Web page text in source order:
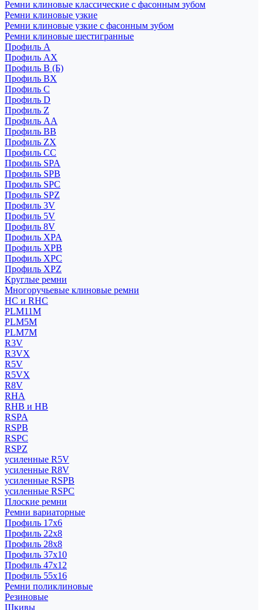
Ремни клиновые классические с фасонным зубом
Ремни клиновые узкие
Ремни клиновые узкие с фасонным зубом
Ремни клиновые шестигранные
Профиль A
Профиль AX
Профиль B (Б)
Профиль BX
Профиль C
Профиль D
Профиль Z
Профиль АА
Профиль BB
Профиль ZX
Профиль CC
Профиль SPA
Профиль SPB
Профиль SPC
Профиль SPZ
Профиль 3V
Профиль 5V
Профиль 8V
Профиль XPA
Профиль XPB
Профиль XPC
Профиль XPZ
Круглые ремни
Многоручьевые клиновые ремни
HC и RHC
PLM11M
PLM5M
PLM7M
R3V
R3VX
R5V
R5VX
R8V
RHA
RHB и HB
RSPA
RSPB
RSPC
RSPZ
усиленные R5V
усиленные R8V
усиленные RSPB
усиленные RSPC
Плоские ремни
Ремни вариаторные
Профиль 17x6
Профиль 22x8
Профиль 28x8
Профиль 37x10
Профиль 47x12
Профиль 55x16
Ремни поликлиновые
Резиновые
Шкивы